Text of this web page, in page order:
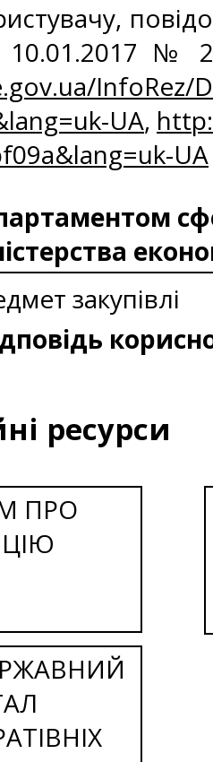
10.01.2017 №
InfoRez/
UA,
UA
закупівлі
ресурси
ПРО